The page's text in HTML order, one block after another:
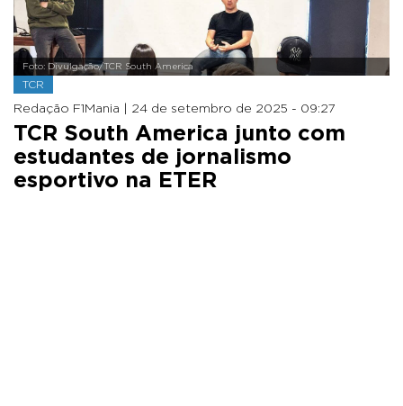
Foto: Divulgação/TCR South America
TCR
Redação F1Mania | 24 de setembro de 2025 - 09:27
TCR South America junto com
estudantes de jornalismo
esportivo na ETER